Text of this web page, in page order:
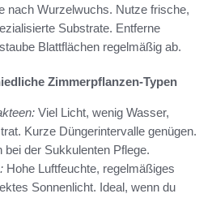
nach Wurzelwuchs. Nutze frische,
Substrate. Entferne
Blattflächen regelmäßig ab.
Zimmerpflanzen-Typen
Viel Licht, wenig Wasser,
Kurze Düngerintervalle genügen.
bei der Sukkulenten Pflege.
Hohe Luftfeuchte, regelmäßiges
Sonnenlicht. Ideal, wenn du